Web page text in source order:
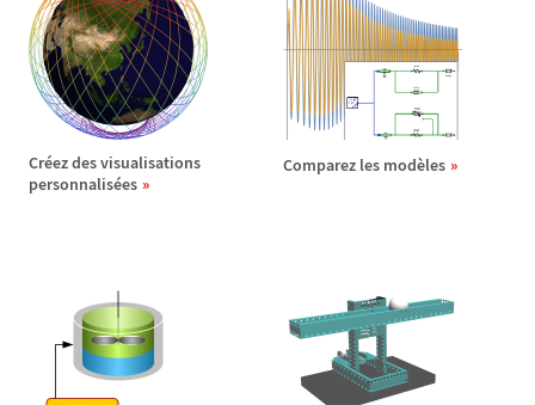
Créez des visualisations
personnalisées
Comparez les modèles